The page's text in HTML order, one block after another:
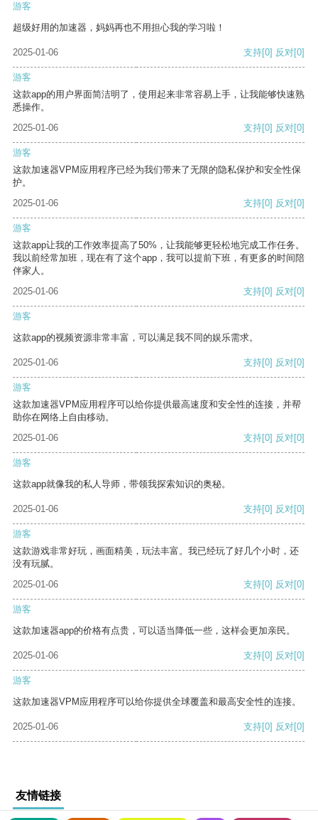
游客
超级好用的加速器，妈妈再也不用担心我的学习啦！
2025-01-06 支持[0] 反对[0]
游客
这款app的用户界面简洁明了，使用起来非常容易上手，让我能够快速熟
悉操作。
2025-01-06
支持[0] 反对[0]
游客
这款加速器VPM应用程序已经为我们带来了无限的隐私保护和安全性保
护。
2025-01-06
支持[0] 反对[0]
游客
这款app让我的工作效率提高了50%，让我能够更轻松地完成工作任务。
我以前经常加班，现在有了这个app，我可以提前下班，有更多的时间陪
伴家人。
2025-01-06
支持[0] 反对[0]
游客
这款app的视频资源非常丰富，可以满足我不同的娱乐需求。
2025-01-06 支持[0] 反对[0]
游客
这款加速器VPM应用程序可以给你提供最高速度和安全性的连接，并帮
助你在网络上自由移动。
2025-01-06
支持[0] 反对[0]
游客
这款app就像我的私人导师，带领我探索知识的奥秘。
2025-01-06 支持[0] 反对[0]
游客
这款游戏非常好玩，画面精美，玩法丰富。我已经玩了好几个小时，还
没有玩腻。
2025-01-06
支持[0] 反对[0]
游客
这款加速器app的价格有点贵，可以适当降低一些，这样会更加亲民。
2025-01-06 支持[0] 反对[0]
游客
这款加速器VPM应用程序可以给你提供全球覆盖和最高安全性的连接。
2025-01-06 支持[0] 反对[0]
友情链接